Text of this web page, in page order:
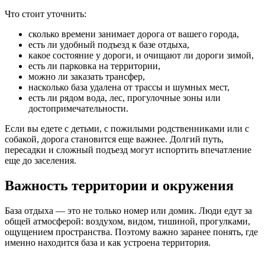
Что стоит уточнить:
сколько времени занимает дорога от вашего города,
есть ли удобный подъезд к базе отдыха,
какое состояние у дороги, и очищают ли дороги зимой,
есть ли парковка на территории,
можно ли заказать трансфер,
насколько база удалена от трассы и шумных мест,
есть ли рядом вода, лес, прогулочные зоны или
достопримечательности.
Если вы едете с детьми, с пожилыми родственниками или с
собакой, дорога становится еще важнее. Долгий путь,
пересадки и сложный подъезд могут испортить впечатление
еще до заселения.
Важность территории и окружения
База отдыха — это не только номер или домик. Люди едут за
общей атмосферой: воздухом, видом, тишиной, прогулками,
ощущением пространства. Поэтому важно заранее понять, где
именно находится база и как устроена территория.